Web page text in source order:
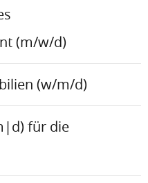
(m/w/d)
(w/m/d)
für die